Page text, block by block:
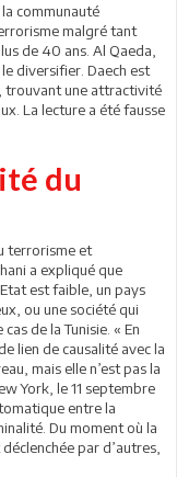
communauté
malgré tant
de 40 ans. Al Qaeda,
diversifier. Daech est
trouvant une attractivité
La lecture a été fausse
du
terrorisme et
a expliqué que
est faible, un pays
ou une société qui
de la Tunisie. « En
lien de causalité avec la
mais elle n’est pas la
York, le 11 septembre
entre la
Du moment où la
par d’autres,